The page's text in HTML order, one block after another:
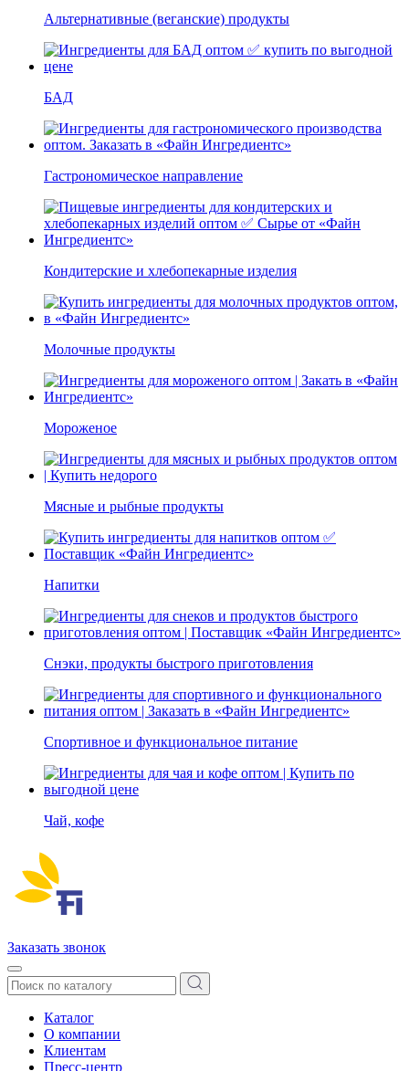
Альтернативные (веганские) продукты
БАД
Гастрономическое направление
Кондитерские и хлебопекарные изделия
Молочные продукты
Мороженое
Мясные и рыбные продукты
Напитки
Снэки, продукты быстрого приготовления
Спортивное и функциональное питание
Чай, кофе
Заказать звонок
Каталог
О компании
Клиентам
Пресс-центр